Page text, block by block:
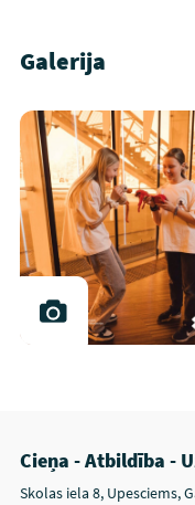
Galerija
Cieņa - Atbildība -
Skolas iela 8, Upesciems,